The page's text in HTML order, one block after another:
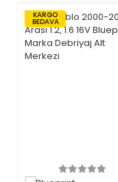
KARGO
BEDAVA